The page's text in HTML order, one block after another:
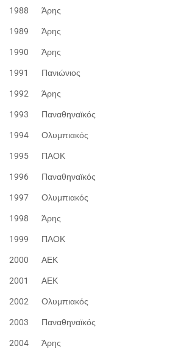
1988 Άρης
1989 Άρης
1990 Άρης
1991 Πανιώνιος
1992 Άρης
1993 Παναθηναϊκός
1994 Ολυμπιακός
1995 ΠΑΟΚ
1996 Παναθηναϊκός
1997 Ολυμπιακός
1998 Άρης
1999 ΠΑΟΚ
2000 ΑΕΚ
2001 ΑΕΚ
2002 Ολυμπιακός
2003 Παναθηναϊκός
2004 Άρης